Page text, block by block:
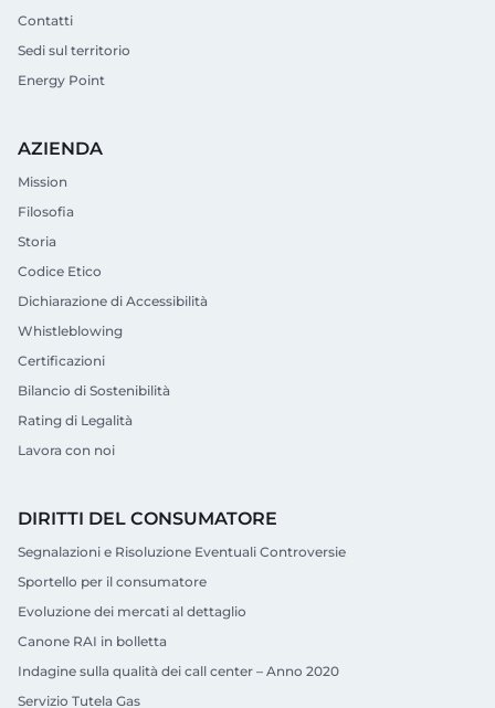
Contatti
Sedi sul territorio
Energy Point
AZIENDA
Mission
Filosofia
Storia
Codice Etico
Dichiarazione di Accessibilità
Whistleblowing
Certificazioni
Bilancio di Sostenibilità
Rating di Legalità
Lavora con noi
DIRITTI DEL CONSUMATORE
Segnalazioni e Risoluzione Eventuali Controversie
Sportello per il consumatore
Evoluzione dei mercati al dettaglio
Canone RAI in bolletta
Indagine sulla qualità dei call center – Anno 2020
Servizio Tutela Gas